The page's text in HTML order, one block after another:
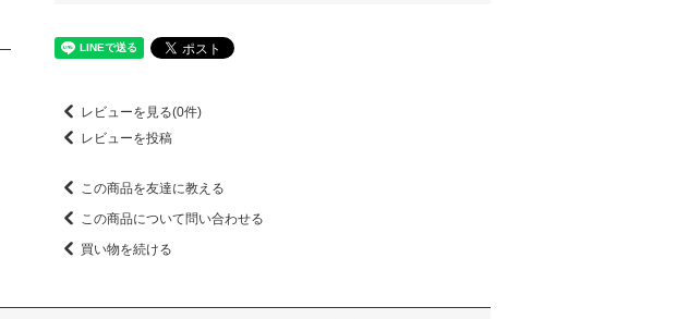
レビューを見る(0件)
レビューを投稿
この商品を友達に教える
この商品について問い合わせる
買い物を続ける